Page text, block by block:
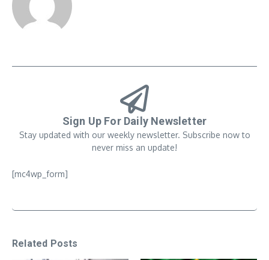
Sign Up For Daily Newsletter
Stay updated with our weekly newsletter. Subscribe now to
never miss an update!
[mc4wp_form]
Related Posts